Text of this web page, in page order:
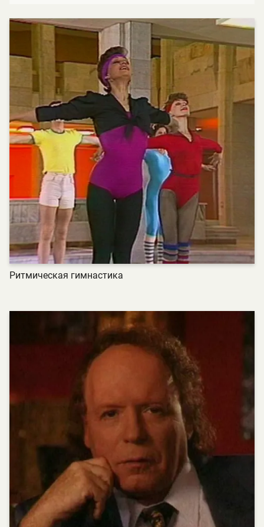
Ритмическая гимнастика